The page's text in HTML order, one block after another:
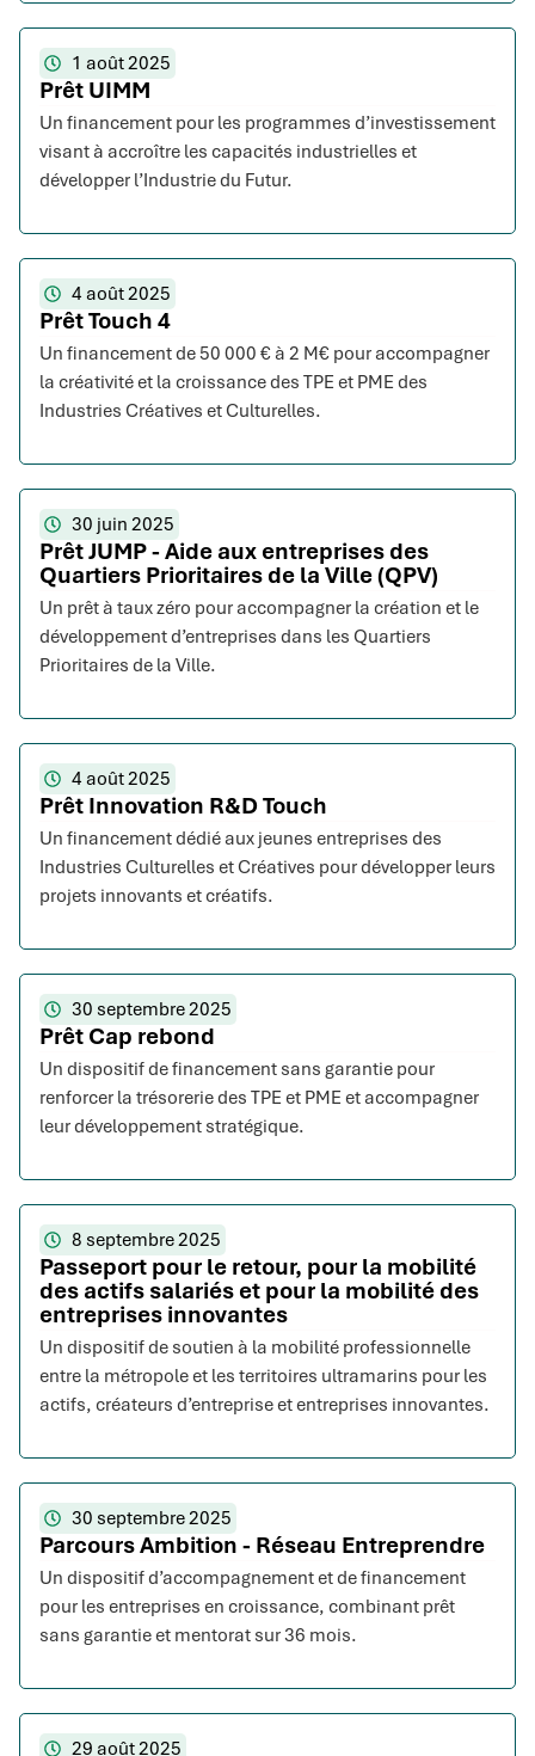
1 août 2025
Prêt UIMM
Un financement pour les programmes d’investissement
visant à accroître les capacités industrielles et
développer l’Industrie du Futur.
4 août 2025
Prêt Touch 4
Un financement de 50 000 € à 2 M€ pour accompagner
la créativité et la croissance des TPE et PME des
Industries Créatives et Culturelles.
30 juin 2025
Prêt JUMP - Aide aux entreprises des
Quartiers Prioritaires de la Ville (QPV)
Un prêt à taux zéro pour accompagner la création et le
développement d’entreprises dans les Quartiers
Prioritaires de la Ville.
4 août 2025
Prêt Innovation R&D Touch
Un financement dédié aux jeunes entreprises des
Industries Culturelles et Créatives pour développer leurs
projets innovants et créatifs.
30 septembre 2025
Prêt Cap rebond
Un dispositif de financement sans garantie pour
renforcer la trésorerie des TPE et PME et accompagner
leur développement stratégique.
8 septembre 2025
Passeport pour le retour, pour la mobilité
des actifs salariés et pour la mobilité des
entreprises innovantes
Un dispositif de soutien à la mobilité professionnelle
entre la métropole et les territoires ultramarins pour les
actifs, créateurs d’entreprise et entreprises innovantes.
30 septembre 2025
Parcours Ambition - Réseau Entreprendre
Un dispositif d’accompagnement et de financement
pour les entreprises en croissance, combinant prêt
sans garantie et mentorat sur 36 mois.
29 août 2025